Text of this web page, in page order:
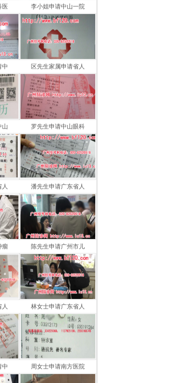
医 李小姐申请中山一院
中 区先生家属申请省人
山 罗先生申请中山眼科
人 潘先生申请广东省人
瘤 陈先生申请广州市儿
人 林女士申请广东省人
中 周女士申请南方医院